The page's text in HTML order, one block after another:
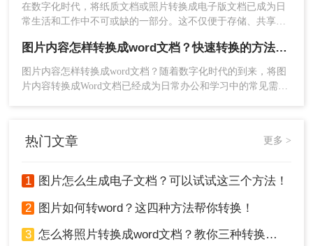
注意：如果文件较大，建议在操作前备份原始文
试调整图片的亮度和对比度，以提高识别准确率。
总结
的需求，通过在线OCR工具和专业软件，您可以轻
根据自己的需求和条件选择最合适的方法。无论选
止意外丢失。希望本文的指南能够帮助您轻松转换
图片文字，提高工作效率。
在数字化时代，将纸质文档或照片转换成电子版文档已成为日
常生活和工作中不可或缺的一部分。这不仅便于存储、共享和
图片转换成电子版文档呢？本文将详细介绍几种将图片转换成
电子版文档的方法，帮助您轻松实现这一转换过程。
图片内容怎样转换成word文档？快速转换的方法分享！
图片内容怎样转换成word文档？随着数字化时代的到来，将图
片内容转换成Word文档已经成为日常办公和学习中的常见需
图片内容转换成Word文档的方法，并详细说明其操作步骤和注
热门文章 更多 >
1 图片怎么生成电子文档？可以试试这三个方法！
2 图片如何转word？这四种方法帮你转换！
3 怎么将照片转换成word文档？教你三种转换方法！